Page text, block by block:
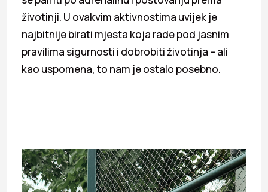
životinji. U ovakvim aktivnostima uvijek je
najbitnije birati mjesta koja rade pod jasnim
pravilima sigurnosti i dobrobiti životinja – ali
kao uspomena, to nam je ostalo posebno.